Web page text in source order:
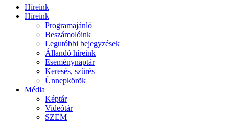
Híreink
Híreink
Programajánló
Beszámolóink
Legutóbbi bejegyzések
Állandó híreink
Eseménynaptár
Keresés, szűrés
Ünnepkörök
Média
Képtár
Videótár
SZEM